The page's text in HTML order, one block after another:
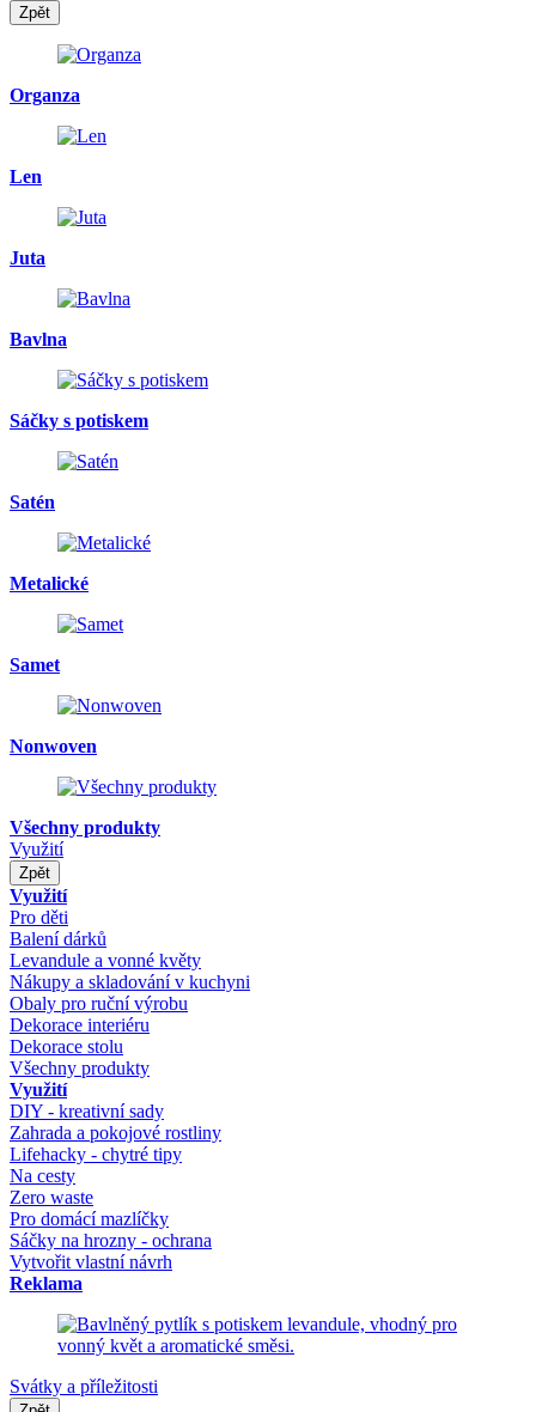
Zpět
Organza
Len
Juta
Bavlna
Sáčky s potiskem
Satén
Metalické
Samet
Nonwoven
Všechny produkty
Využití
Zpět
Využití
Pro děti
Balení dárků
Levandule a vonné květy
Nákupy a skladování v kuchyni
Obaly pro ruční výrobu
Dekorace interiéru
Dekorace stolu
Všechny produkty
Využití
DIY - kreativní sady
Zahrada a pokojové rostliny
Lifehacky - chytré tipy
Na cesty
Zero waste
Pro domácí mazlíčky
Sáčky na hrozny - ochrana
Vytvořit vlastní návrh
Reklama
Svátky a příležitosti